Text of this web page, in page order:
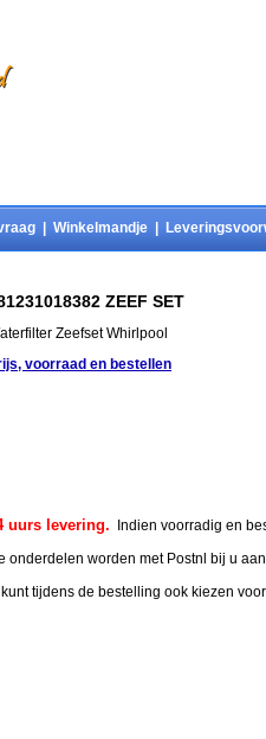
Winkelmandje
ZEEF SET
Zeefset Whirlpool
voorraad en bestellen
uurs levering. Indien voorradig en
onderdelen worden met Postnl bij u
kunt tijdens de bestelling ook kiezen